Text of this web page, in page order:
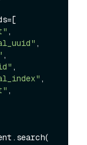
,
,
,
,
,
,